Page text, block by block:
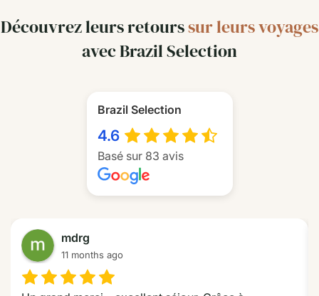
Découvrez leurs retourssur leurs voyages
avec Brazil Selection
Brazil Selection
4.6
Basé sur 83 avis
mdrg
11 months ago